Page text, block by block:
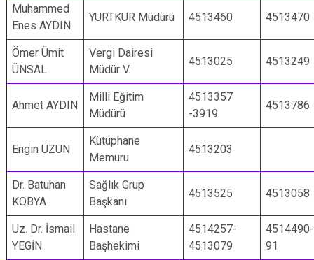
Muhammed
Enes AYDIN
YURTKUR Müdürü 4513460 4513470
Ömer Ümit
ÜNSAL
Vergi Dairesi
Müdür V.
4513025 4513249
Ahmet AYDIN
Milli Eğitim
Müdürü
4513357
-3919
4513786
Engin UZUN
Kütüphane
Memuru
4513203
Dr. Batuhan
KOBYA
Sağlık Grup
Başkanı
4513525 4513058
Uz. Dr. İsmail
YEGİN
Hastane
Başhekimi
4514257-
4513079
4514490-
91